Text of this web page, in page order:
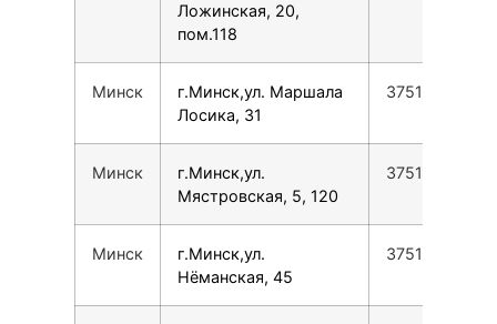
Ложинская, 20,
пом.118
Минск
г.Минск,ул. Маршала
Лосика, 31
375173161343
Минск
г.Минск,ул.
Мястровская, 5, 120
Минск
г.Минск,ул.
Нёманская, 45